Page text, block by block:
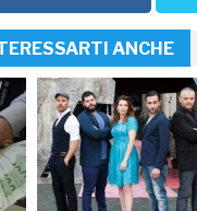
ANCHE